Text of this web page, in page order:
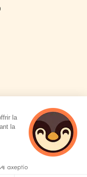
réservés.
la
la
2 personnes
consultent
actuellement cette